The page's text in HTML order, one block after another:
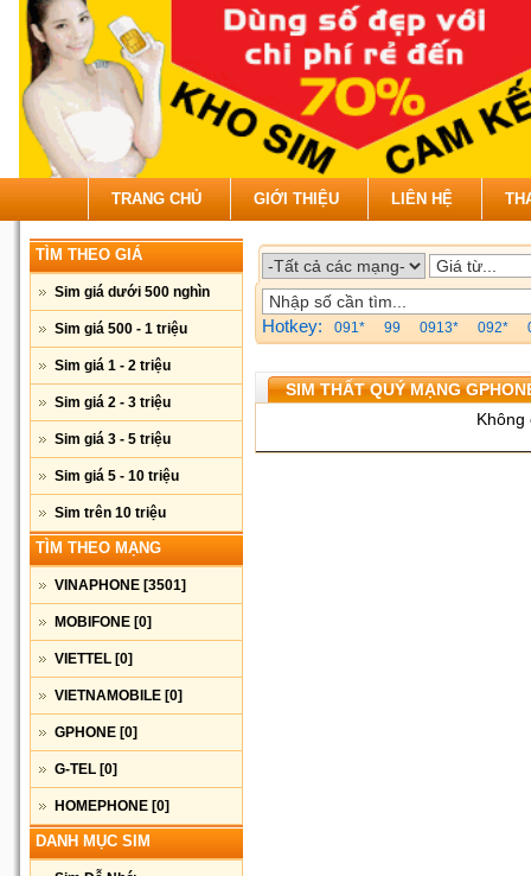
TRANG CHỦ GIỚI THIỆU LIÊN HỆ
TÌM THEO GIÁ
Sim giá dưới 500 nghìn
Sim giá 500 - 1 triệu
Sim giá 1 - 2 triệu
Sim giá 2 - 3 triệu
Sim giá 3 - 5 triệu
Sim giá 5 - 10 triệu
Sim trên 10 triệu
TÌM THEO MẠNG
VINAPHONE [3501]
MOBIFONE [0]
VIETTEL [0]
VIETNAMOBILE [0]
GPHONE [0]
G-TEL [0]
HOMEPHONE [0]
DANH MỤC SIM
Hotkey: 091* 99 0913* 092*
SIM THẤT QUÝ MẠNG
Không